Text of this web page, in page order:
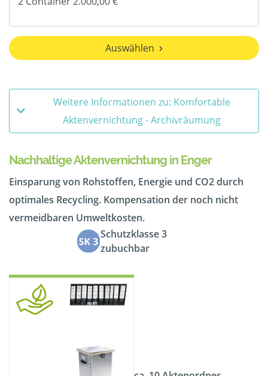
Auswählen
Weitere Informationen zu: Komfortable
Aktenvernichtung - Archivräumung
Nachhaltige Aktenvernichtung in Enger
Einsparung von Rohstoffen, Energie und CO2 durch
optimales Recycling. Kompensation der noch nicht
vermeidbaren Umweltkosten.
Schutzklasse 3
zubuchbar